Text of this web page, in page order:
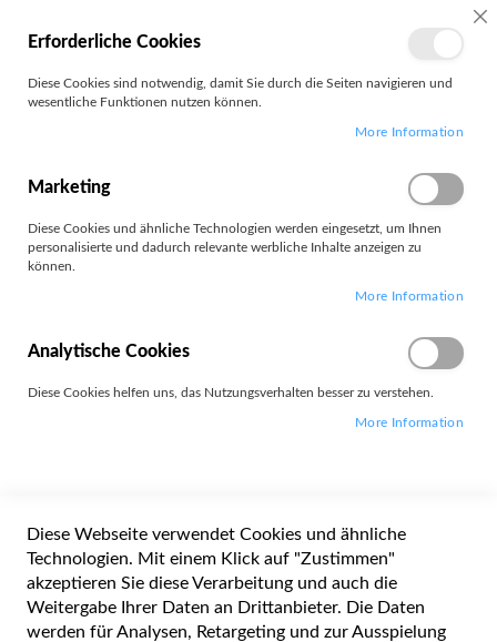
KONTO
Lenovo 13w 2-in-1 G3
Alle Preise inkl. gesetzlicher Mehrwertsteuer zuzüglich Versandkosten. Die
durchgestrichenen Preise entsprechen dem UVP des Herstellers. 5-7 Werktage
Erforderliche Cookies
Diese Cookies sind notwendig, damit Sie durch die Seiten navigieren und
wesentliche Funktionen nutzen können.
More Information
Marketing
Diese Cookies und ähnliche Technologien werden eingesetzt, um Ihnen
personalisierte und dadurch relevante werbliche Inhalte anzeigen zu
können.
More Information
Analytische Cookies
Diese Cookies helfen uns, das Nutzungsverhalten besser zu verstehen.
More Information
Diese Webseite verwendet Cookies und ähnliche
Technologien. Mit einem Klick auf "Zustimmen"
akzeptieren Sie diese Verarbeitung und auch die
Weitergabe Ihrer Daten an Drittanbieter. Die Daten
werden für Analysen, Retargeting und zur Ausspielung